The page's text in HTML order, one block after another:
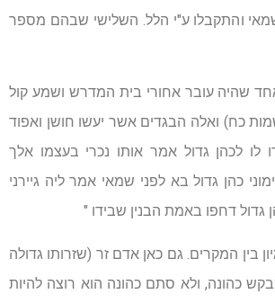
שמאי והתקבלו ע"י הלל. השלישי שבהם מספר
שהיה עובר אחורי בית המדרש ושמע קול
כח) ואלה הבגדים אשר יעשו חושן ואפוד
לו לכהן גדול אמר אותו נכרי בעצמו אלך
כהן גדול בא לפני שמאי אמר ליה גיירני
גדול דחפו באמת הבנין שבידו "
בין המקרים. גם כאן אדם זר (שזרותו גדולה
כהונה, ולא סתם כהונה הוא רוצה להיות